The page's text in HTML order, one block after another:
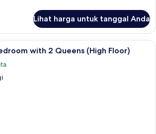
Lihat harga untuk tanggal Anda
Seprai premium, bantalan ekstra
with 2 Queens (High Floor)